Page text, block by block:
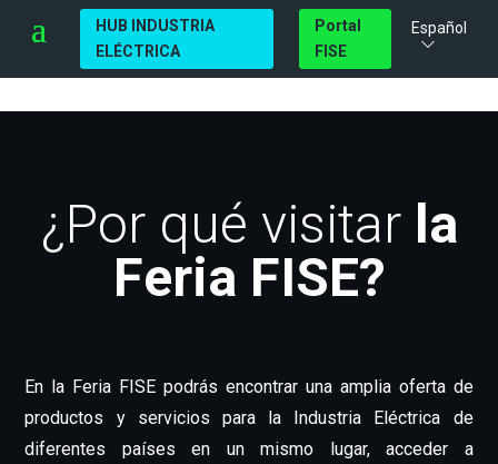
HUB INDUSTRIA
ELÉCTRICA
Portal
FISE
Español
¿Por qué visitar la
Feria FISE?
En la Feria FISE podrás encontrar una amplia oferta de
productos y servicios para la Industria Eléctrica de
diferentes países en un mismo lugar, acceder a